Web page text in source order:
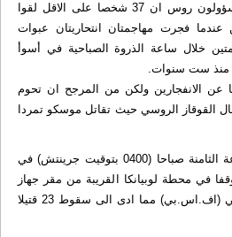
عصرایران - (رويترز) - قال مسؤولون روس ان 37 شخصا على الاقل لقوا
يوم الاثنين عندما فجرت مهاجمتان انتحاريتان عبوات
خلال ساعة الذروة الصباحية في أسوأ
منذ ست سنوات.
عن الانفجارين ولكن من المرجح ان تحوم
القوقاز الروسي حيث تقاتل موسكو تمردا
ووقع الانفجار الاول قبيل الساعة الثامنة صباحا (0400 بتوقيت جرينتش) في
في محطة لوبيانكا القريبة من مقر جهاز
الامن الداخلي الروسي الرئيسي (اف.اس.بي) مما ادى الى سقوط 23 قتيلا